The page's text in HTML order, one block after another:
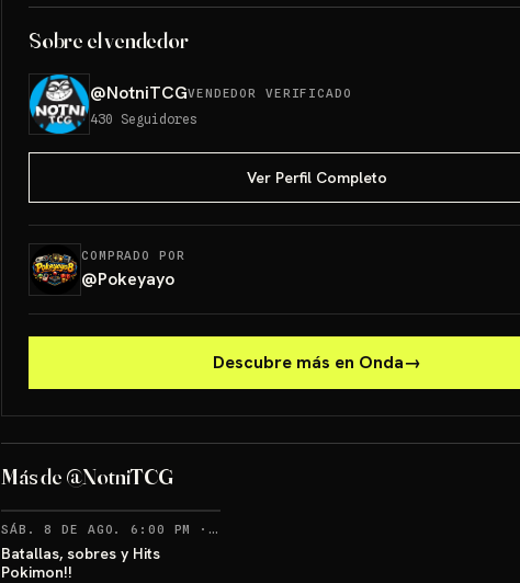
Sobre el vendedor
@NotniTCGVENDEDOR VERIFICADO
430 Seguidores
Ver Perfil Completo
COMPRADO POR
@Pokeyayo
Descubre más en Onda→
Más de @NotniTCG
Sorteo: TBD!!
SÁB. 8 DE AGO. 6:00 PM ·
Batallas, sobres y Hits
Pokimon!!